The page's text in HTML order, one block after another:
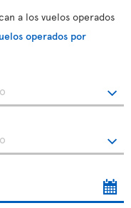
a los vuelos operados
operados por